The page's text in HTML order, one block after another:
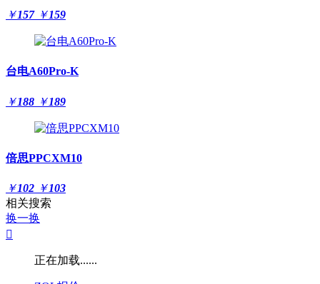
￥157 ￥159
台电A60Pro-K
￥188 ￥189
倍思PPCXM10
￥102 ￥103
相关搜索
换一换

正在加载......